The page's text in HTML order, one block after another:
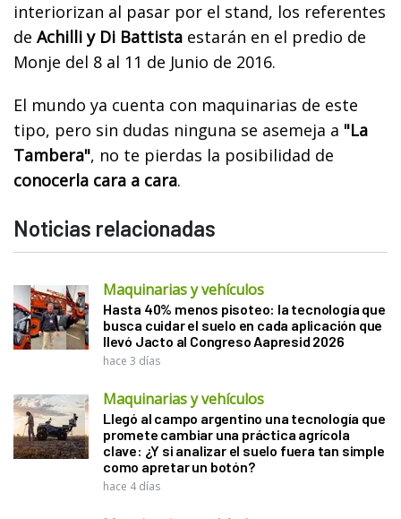
interiorizan al pasar por el stand, los referentes
de Achilli y Di Battista estarán en el predio de
Monje del 8 al 11 de Junio de 2016.
El mundo ya cuenta con maquinarias de este
tipo, pero sin dudas ninguna se asemeja a "La
Tambera", no te pierdas la posibilidad de
conocerla cara a cara.
Noticias relacionadas
Maquinarias y vehículos
Hasta 40% menos pisoteo: la tecnología que
busca cuidar el suelo en cada aplicación que
llevó Jacto al Congreso Aapresid 2026
hace 3 días
Maquinarias y vehículos
Llegó al campo argentino una tecnología que
promete cambiar una práctica agrícola
clave: ¿Y si analizar el suelo fuera tan simple
como apretar un botón?
hace 4 días